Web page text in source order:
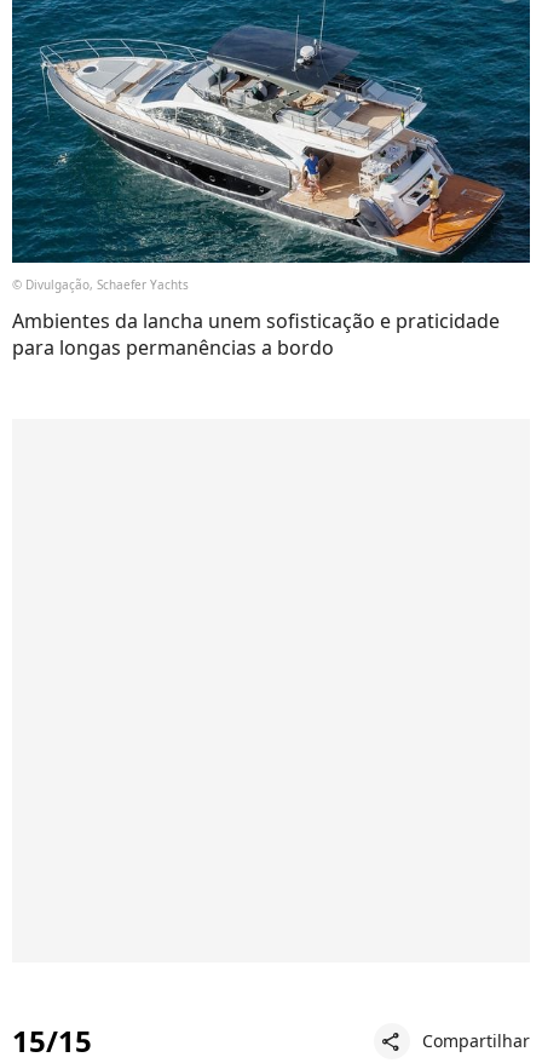
© Divulgação, Schaefer Yachts
Ambientes da lancha unem sofisticação e praticidade
para longas permanências a bordo
15/15 share Compartilhar